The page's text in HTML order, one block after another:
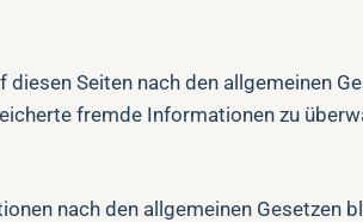
Seiten nach den allgemeinen
fremde Informationen zu
nach den allgemeinen Gesetzen